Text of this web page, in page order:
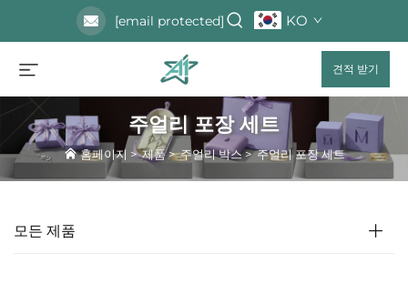
[email protected] KO
견적 받기
주얼리 포장 세트
홈페이지 >제품>주얼리 박스>주얼리 포장 세트
모든 제품